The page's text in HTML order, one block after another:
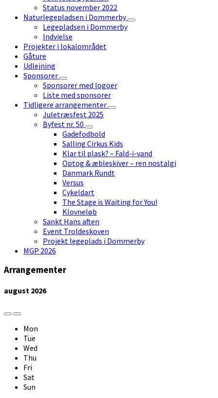
Status november 2022
Naturlegepladsen i Dommerby
Legepladsen i Dommerby
Indvielse
Projekter i lokalområdet
Gåture
Udlejning
Sponsorer
Sponsorer med logoer
Liste med sponsorer
Tidligere arrangementer
Juletræsfest 2025
Byfest nr. 50
Gadefodbold
Salling Cirkus Kids
Klar til plask? – Fald-i-vand
Optog & æbleskiver – ren nostalgi
Danmark Rundt
Versus
Cykeldart
The Stage is Waiting for You!
Klovneløb
Sankt Hans aften
Event Troldeskoven
Projekt legeplads i Dommerby
MGP 2026
Arrangementer
august 2026
Previous
Month
Next
Month
Mon
Tue
Wed
Thu
Fri
Sat
Sun